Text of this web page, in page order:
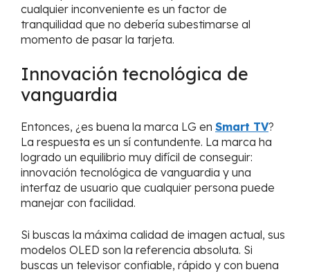
cualquier inconveniente es un factor de
tranquilidad que no debería subestimarse al
momento de pasar la tarjeta.
Innovación tecnológica de
vanguardia
Entonces, ¿es buena la marca LG en Smart TV?
La respuesta es un sí contundente. La marca ha
logrado un equilibrio muy difícil de conseguir:
innovación tecnológica de vanguardia y una
interfaz de usuario que cualquier persona puede
manejar con facilidad.
Si buscas la máxima calidad de imagen actual, sus
modelos OLED son la referencia absoluta. Si
buscas un televisor confiable, rápido y con buena